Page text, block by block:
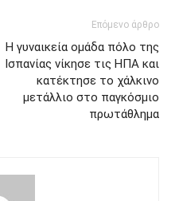
Επόμενο άρθρο
Η γυναικεία ομάδα πόλο της
Ισπανίας νίκησε τις ΗΠΑ και
κατέκτησε το χάλκινο
μετάλλιο στο παγκόσμιο
πρωτάθλημα